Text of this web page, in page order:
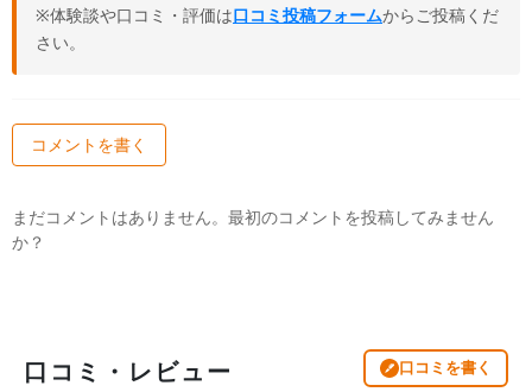
※体験談や口コミ・評価は口コミ投稿フォームからご投稿くだ
さい。
コメントを書く
まだコメントはありません。最初のコメントを投稿してみません
か？
口コミ・レビュー 口コミを書く